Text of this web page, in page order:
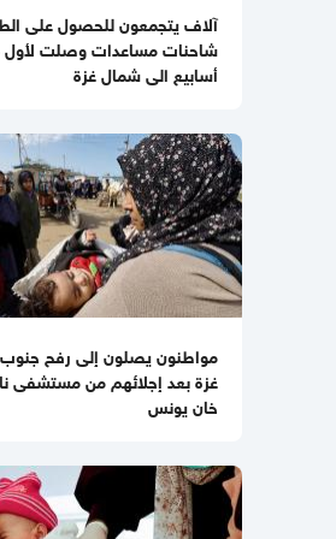
08:31 صباحا
"خطة الكماشة" .. تفاصيل
في إدارة قطاع غزة تُطبخ في
المغلقة
08:28 صباحا
"وول ستريت جورنال": ترمب
إلى حرب شاملة مع إيران لكنه
08:17 صباحا
انخفاض أسعار المحروقات
شهر تموز المقبل
08:14 صباحا
أسعار صرف العملات مقابل
اليوم الأربعاء
الطقس: أجواء شديدة
المناطق
آلاف يتجمعون للحصول على
شاحنات مساعدات وصلت لأول
أسابيع الى شمال غزة
مواطنون يصلون إلى رفح
غزة بعد إجلائهم من مستشفى
خان يونس